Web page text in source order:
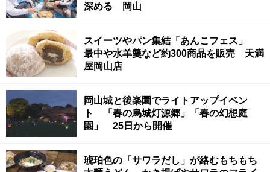
深める 岡山
スイーツやパン集結「あんこフェス」
最中や水羊羹など約300商品を販売 天満
屋岡山店
岡山城と後楽園でライトアップイベン
ト 「春の烏城灯源郷」「春の幻想庭
園」 25日から開催
琥珀色の「サワラだし」が絡むもちもち